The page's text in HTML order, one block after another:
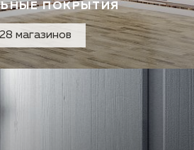
ПОКРЫТИЯ
28 магазинов